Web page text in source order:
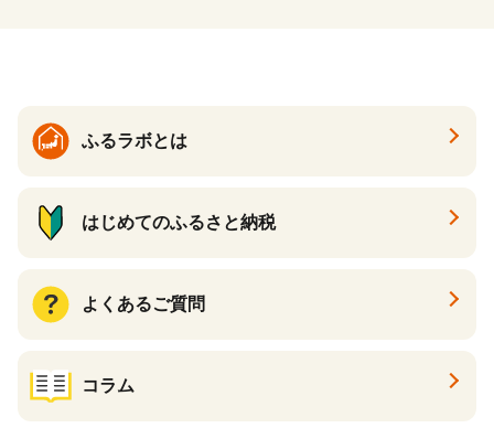
ふるラボとは
はじめてのふるさと納税
よくあるご質問
コラム